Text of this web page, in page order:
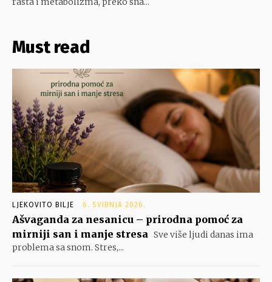
Must read
LJEKOVITO BILJE 6. SVIBNJA 2026.
Ašvaganda za nesanicu – prirodna pomoć za
mirniji san i manje stresa Sve više ljudi danas ima
problema sa snom. Stres,...